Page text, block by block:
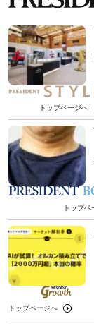
トップページへ
トップペ
トップページへ